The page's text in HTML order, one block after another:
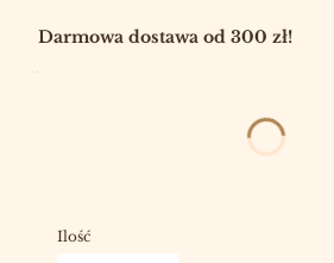
Darmowa dostawa od 300 zł!
OPCJONALNE
Ilość